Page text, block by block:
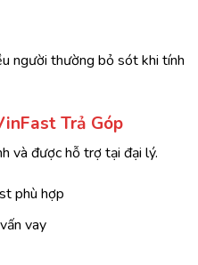
người thường bỏ sót khi tính
Trả Góp
và được hỗ trợ tại đại lý.
phù hợp
vay